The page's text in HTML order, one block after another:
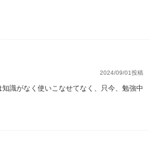
2024/09/01投稿
識がなく使いこなせてなく、只今、勉強中